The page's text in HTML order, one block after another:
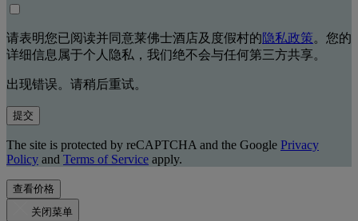
请表明您已阅读并同意莱佛士酒店及度假村的隐私政策。您的
详细信息属于个人隐私，我们绝不会与任何第三方共享。
出现错误。请稍后重试。
提交
The site is protected by reCAPTCHA and the Google Privacy
Policy and Terms of Service apply.
查看价格
关闭菜单